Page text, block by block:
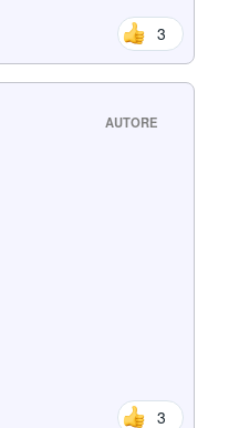
3
AUTORE
3